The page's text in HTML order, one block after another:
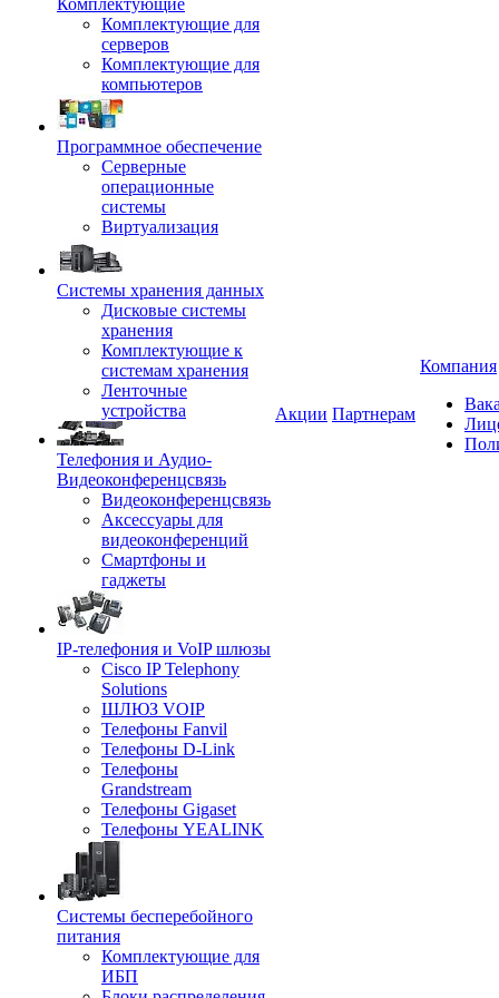
Комплектующие
Комплектующие для
серверов
Комплектующие для
компьютеров
Программное обеспечение
Серверные
операционные
системы
Виртуализация
Системы хранения данных
Дисковые системы
хранения
Комплектующие к
системам хранения
Ленточные
устройства
Телефония и Аудио-
Видеоконференцсвязь
Видеоконференцсвязь
Аксессуары для
видеоконференций
Смартфоны и
гаджеты
IP-телефония и VoIP шлюзы
Cisco IP Telephony
Solutions
ШЛЮЗ VOIP
Телефоны Fanvil
Телефоны D-Link
Телефоны
Grandstream
Телефоны Gigaset
Телефоны YEALINK
Системы бесперебойного
питания
Комплектующие для
ИБП
Акции Партнерам
Компания